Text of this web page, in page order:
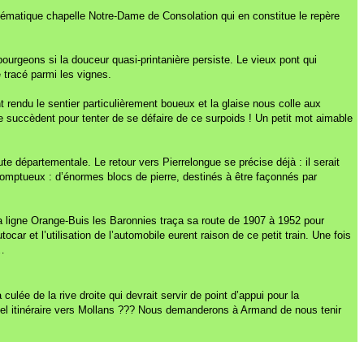
chapelle Notre-Dame de Consolation qui en constitue le repère
si la douceur quasi-printanière persiste. Le vieux pont qui
tracé parmi les vignes.
le sentier particulièrement boueux et la glaise nous colle aux
pour tenter de se défaire de ce surpoids ! Un petit mot aimable
départementale. Le retour vers Pierrelongue se précise déjà : il serait
: d’énormes blocs de pierre, destinés à être façonnés par
Orange-Buis les Baronnies traça sa route de 1907 à 1952 pour
et l’utilisation de l’automobile eurent raison de ce petit train. Une fois
culée de la rive droite qui devrait servir de point d’appui pour la
itinéraire vers Mollans ??? Nous demanderons à Armand de nous tenir